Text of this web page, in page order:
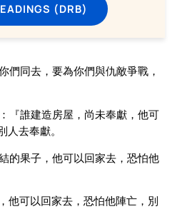
(DRB)
們同去，要為你們與仇敵爭戰，
『誰建造房屋，尚未奉獻，他可
去奉獻。
的果子，他可以回家去，恐怕他
他可以回家去，恐怕他陣亡，別